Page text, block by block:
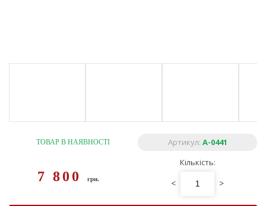
ТОВАР В НАЯВНОСТІ Артикул: A-0441
7 800грн.
Кількість:
< >